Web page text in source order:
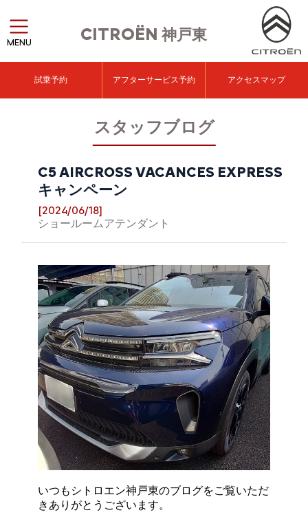
CITROËN神戸東
MENU
試乗予約 アフターサービス予約 アクセスマップ
スタッフブログ
C5 AIRCROSS VACANCES EXPRESS
キャンペーン
[2024/06/18]
ショールームアテンダント
いつもシトロエン神戸東のブログをご覧いただ
きありがとうございます。